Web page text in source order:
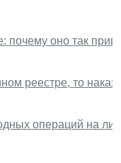
почему оно так
реестре, то
операций на